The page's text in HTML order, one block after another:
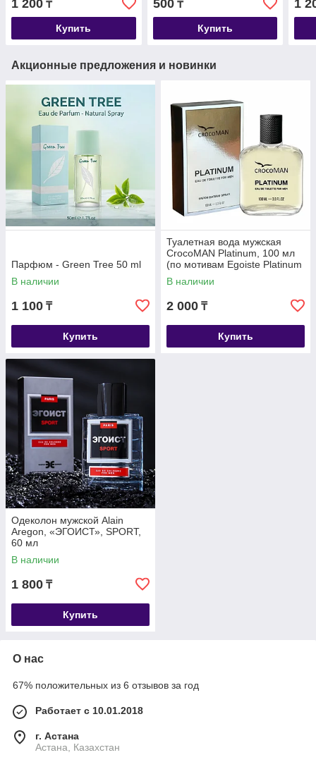
1 200 ₸
Купить
500₸
Купить
1
Акционные предложения и новинки
Парфюм - Green Tree 50 ml
В наличии
1 100 ₸
Купить
Туалетная вода мужская
CrocoMAN Platinum, 100 мл
(по мотивам Egoiste Platinum
(Chanel)
В наличии
2 000 ₸
Купить
Одеколон мужской Alain
Aregon, «ЭГОИСТ», SPORT,
60 мл
В наличии
1 800 ₸
Купить
О нас
67% положительных из 6 отзывов за год
Работает с 10.01.2018
г. Астана
Астана, Казахстан